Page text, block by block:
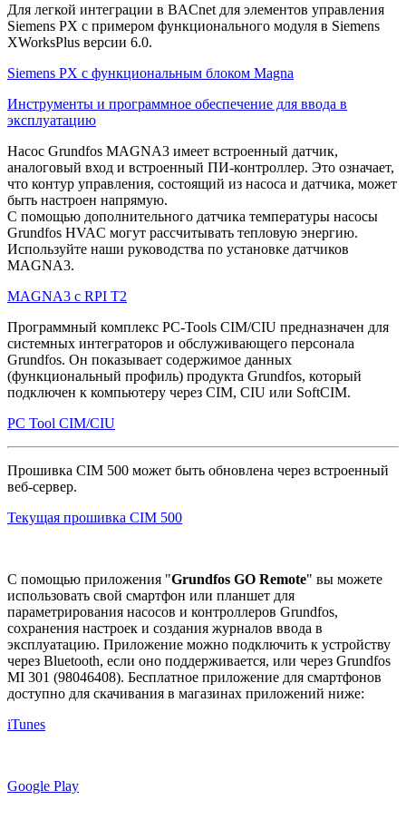
Для легкой интеграции в BACnet для элементов управления
Siemens PX с примером функционального модуля в Siemens
XWorksPlus версии 6.0.
Siemens PX с функциональным блоком Magna
Инструменты и программное обеспечение для ввода в
эксплуатацию
Насос Grundfos MAGNA3 имеет встроенный датчик,
аналоговый вход и встроенный ПИ-контроллер. Это означает,
что контур управления, состоящий из насоса и датчика, может
быть настроен напрямую.
С помощью дополнительного датчика температуры насосы
Grundfos HVAC могут рассчитывать тепловую энергию.
Используйте наши руководства по установке датчиков
MAGNA3.
MAGNA3 с RPI T2
Программный комплекс PC-Tools CIM/CIU предназначен для
системных интеграторов и обслуживающего персонала
Grundfos. Он показывает содержимое данных
(функциональный профиль) продукта Grundfos, который
подключен к компьютеру через CIM, CIU или SoftCIM.
PC Tool CIM/CIU
Прошивка CIM 500 может быть обновлена через встроенный
веб-сервер.
Текущая прошивка CIM 500
С помощью приложения "Grundfos GO Remote" вы можете
использовать свой смартфон или планшет для
параметрирования насосов и контроллеров Grundfos,
сохранения настроек и создания журналов ввода в
эксплуатацию. Приложение можно подключить к устройству
через Bluetooth, если оно поддерживается, или через Grundfos
MI 301 (98046408). Бесплатное приложение для смартфонов
доступно для скачивания в магазинах приложений ниже:
iTunes
Google Play